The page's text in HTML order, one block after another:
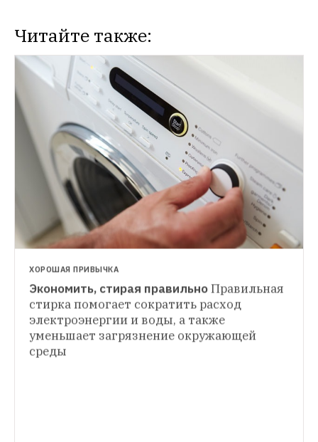
Читайте также:
ХОРОШАЯ ПРИВЫЧКА
Делать массаж сухой щеткойЧтобы кожа
была упругой, а самочувствие — хорошим
ХОРОШАЯ ПРИВЫЧКА
Выбрасывать меньше мусораЧтобы
жители Волоколамска и других городов
дышали чистым воздухом
ХОРОШАЯ ПРИВЫЧКА
Экономить, стирая правильно Правильная
стирка помогает сократить расход
электроэнергии и воды, а также
уменьшает загрязнение окружающей
среды